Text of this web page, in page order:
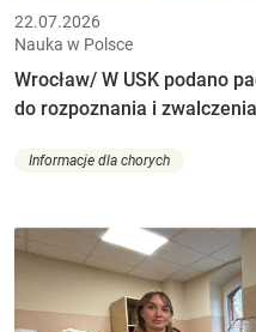
22.07.2026
Nauka w Polsce
Wrocław/ W USK podano
do rozpoznania i
Informacje dla chorych